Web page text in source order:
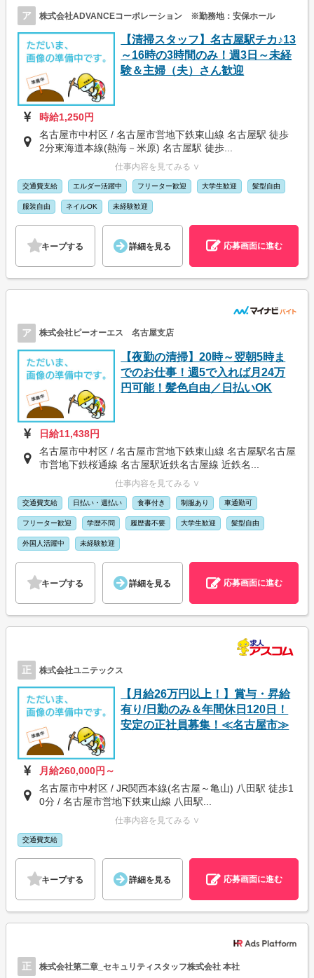
ア 株式会社ADVANCEコーポレーション ※勤務地：安保ホール
【清掃スタッフ】名古屋駅チカ♪13
～16時の3時間のみ！週3日～未経
験＆主婦（夫）さん歓迎
時給1,250円
名古屋市中村区 / 名古屋市営地下鉄東山線 名古屋駅 徒歩
2分東海道本線(熱海－米原) 名古屋駅 徒歩...
仕事内容を見てみる ∨
交通費支給 エルダー活躍中 フリーター歓迎 大学生歓迎 髪型自由
服装自由 ネイルOK 未経験歓迎
キープする 詳細を見る 応募画面に進む
ア 株式会社ピーオーエス 名古屋支店
【夜勤の清掃】20時～翌朝5時ま
でのお仕事！週5で入れば月24万
円可能！髪色自由／日払いOK
日給11,438円
名古屋市中村区 / 名古屋市営地下鉄東山線 名古屋駅名古屋
市営地下鉄桜通線 名古屋駅近鉄名古屋線 近鉄名...
仕事内容を見てみる ∨
交通費支給 日払い・週払い 食事付き 制服あり 車通勤可
フリーター歓迎 学歴不問 履歴書不要 大学生歓迎 髪型自由
外国人活躍中 未経験歓迎
キープする 詳細を見る 応募画面に進む
正 株式会社ユニテックス
【月給26万円以上！】賞与・昇給
有り/日勤のみ＆年間休日120日！
安定の正社員募集！≪名古屋市≫
月給260,000円～
名古屋市中村区 / JR関西本線(名古屋～亀山) 八田駅 徒歩1
0分 / 名古屋市営地下鉄東山線 八田駅...
仕事内容を見てみる ∨
交通費支給
キープする 詳細を見る 応募画面に進む
正 株式会社第二章_セキュリティスタッフ株式会社 本社